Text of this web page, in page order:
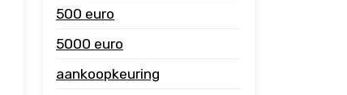
500 euro
5000 euro
aankoopkeuring